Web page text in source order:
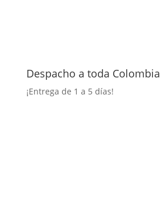
Despacho a toda Colombia
¡Entrega de 1 a 5 días!